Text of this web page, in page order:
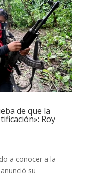
de que la
Roy
a conocer a la
su